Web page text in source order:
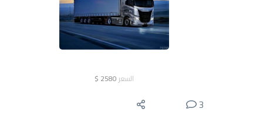
السعر 2580
$
3